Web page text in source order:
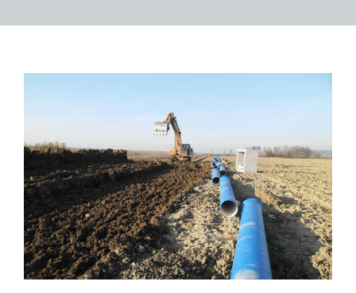
Rete irrigua dei distretti
ricadenti nella Valdichiana
Senese alimentata
dall’Invaso di Montedoglio –
1° stralcio funzionale – lotto
1